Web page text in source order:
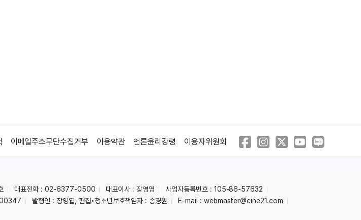
이메일주소무단수집거부 이용약관 언론윤리강령 이용자위원회
대표전화 : 02-6377-0500 대표이사 : 장영엽
사업자등록번호 : 105-86-57632
00347 발행인 : 장영엽, 편집•청소년보호책임자 : 송경원 E-mail : webmaster@cine21.com